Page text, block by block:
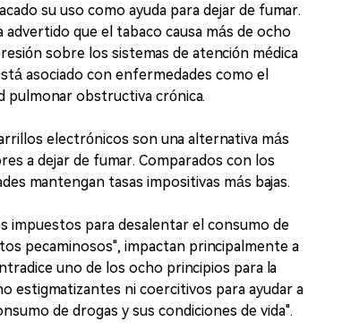
su uso como ayuda para dejar de fumar.
advertido que el tabaco causa más de ocho
sobre los sistemas de atención médica
asociado con enfermedades como el
pulmonar obstructiva crónica.
electrónicos son una alternativa más
a dejar de fumar. Comparados con los
mantengan tasas impositivas más bajas.
impuestos para desalentar el consumo de
pecaminosos", impactan principalmente a
uno de los ocho principios para la
estigmatizantes ni coercitivos para ayudar a
de drogas y sus condiciones de vida".